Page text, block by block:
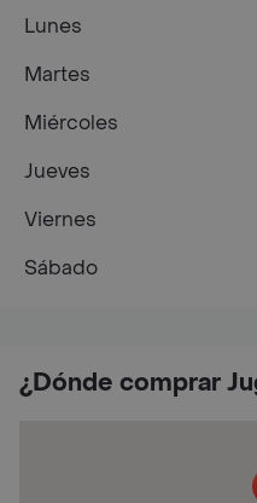
¿Dónde comprar
Lunes
Martes
Miércoles
Jueves
Viernes
Sábado